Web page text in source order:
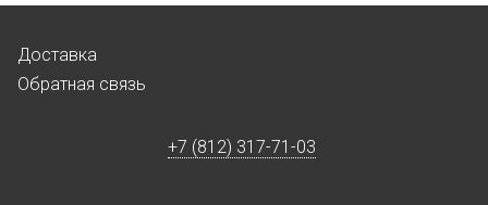
Доставка
Обратная связь
+7 (812) 317-71-03